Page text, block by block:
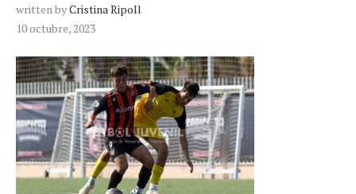
written byCristina Ripoll
10 octubre, 2023